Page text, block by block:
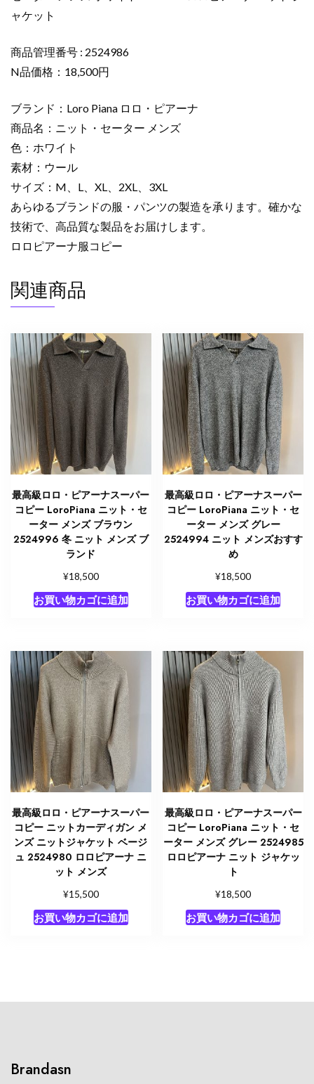
セ
タ
ー
ン
ホ
ワ
イ
ト
2524986
ロ
ロ
ピ
ー
ナ
ッ
ト
ジ
ャ
ケ
ッ
ト
個
ャケット
商品管理番号 : 2524986
N品価格：18,500円
ブランド：Loro Piana ロロ・ピアーナ
商品名：ニット・セーター メンズ
色：ホワイト
素材：ウール
サイズ：M、L、XL、2XL、3XL
あらゆるブランドの服・パンツの製造を承ります。確かな
技術で、高品質な製品をお届けします。
ロロピアーナ服コピー
関連商品
最高級ロロ・ピアーナスーパー
コピー LoroPiana ニット・セ
ーター メンズ ブラウン
2524996 冬 ニット メンズ ブ
ランド
¥18,500
お買い物カゴに追加
最高級ロロ・ピアーナスーパー
コピー LoroPiana ニット・セ
ーター メンズ グレー
2524994 ニット メンズおすす
め
¥18,500
お買い物カゴに追加
最高級ロロ・ピアーナスーパー
コピー ニットカーディガン メ
ンズ ニットジャケット ベージ
ュ 2524980 ロロピアーナ ニ
ット メンズ
¥15,500
お買い物カゴに追加
最高級ロロ・ピアーナスーパー
コピー LoroPiana ニット・セ
ーター メンズ グレー 2524985
ロロピアーナ ニット ジャケッ
ト
¥18,500
お買い物カゴに追加
Brandasn